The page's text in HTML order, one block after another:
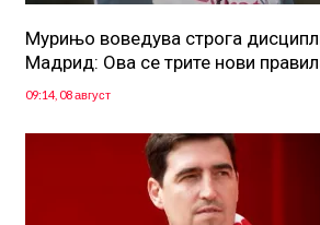
Мурињо воведува строга
Мадрид: Ова се трите нови
09:14, 08 август